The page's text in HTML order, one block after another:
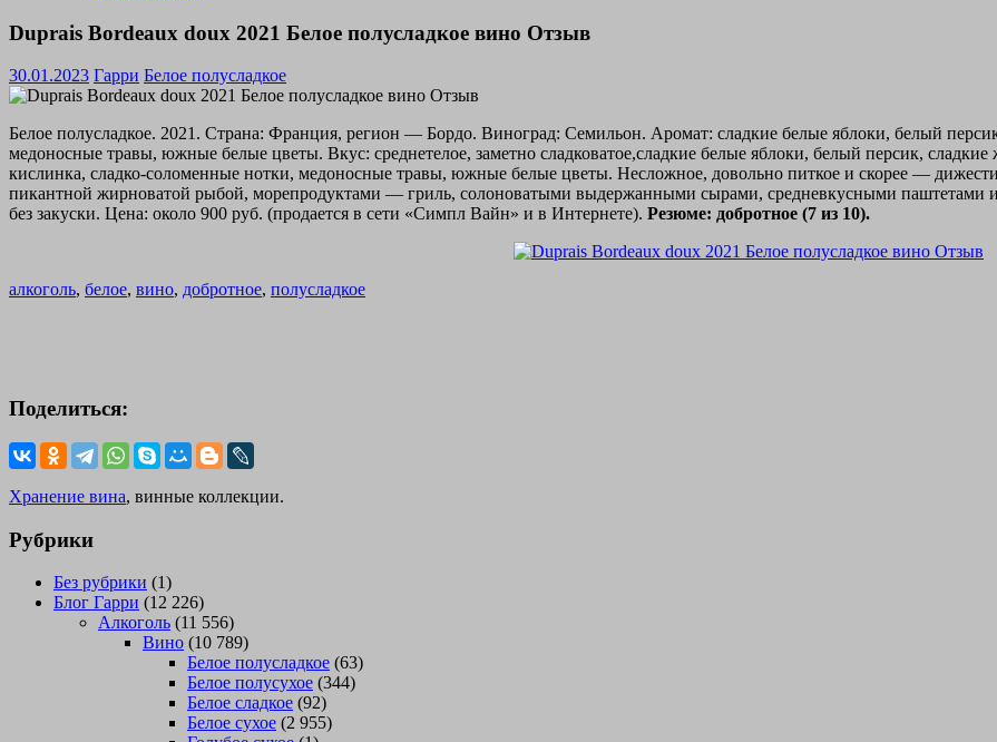
Duprais Bordeaux doux 2021 Белое полусладкое вино Отзыв
30.01.2023 Гарри Белое полусладкое
Белое полусладкое. 2021. Страна: Франция, регион — Бордо. Виноград: Семильон. Аромат: сладкие белые яблоки, белый
медоносные травы, южные белые цветы. Вкус: среднетелое, заметно сладковатое,сладкие белые яблоки, белый персик,
кислинка, сладко-соломенные нотки, медоносные травы, южные белые цветы. Несложное, довольно питкое и скорее —
пикантной жирноватой рыбой, морепродуктами — гриль, солоноватыми выдержанными сырами, средневкусными паштетами и
без закуски. Цена: около 900 руб. (продается в сети «Симпл Вайн» и в Интернете). Резюме: добротное (7 из 10).
алкоголь, белое, вино, добротное, полусладкое
Поделиться:
Хранение вина, винные коллекции.
Рубрики
Без рубрики (1)
Блог Гарри (12 226)
Алкоголь (11 556)
Вино (10 789)
Белое полусладкое (63)
Белое полусухое (344)
Белое сладкое (92)
Белое сухое (2 955)